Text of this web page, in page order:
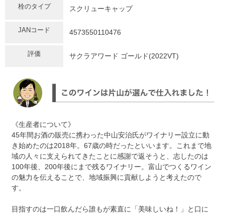
栓のタイプ スクリューキャップ
JANコード 4573550110476
評価 サクラアワード ゴールド(2022VT)
《生産者について》
45年間お酒の販売に携わった中山安治氏がワイナリー設立に動
き始めたのは2018年。67歳の時だったといいます。これまで地
域の人々に支えられてきたことに感謝で返そうと、志したのは
100年後、200年後にまで残るワイナリー。富山でつくるワイン
の魅力を伝えることで、地域振興に貢献しようと考えたので
す。
目指すのは一口飲んだら誰もが素直に「美味しいね！」と口に